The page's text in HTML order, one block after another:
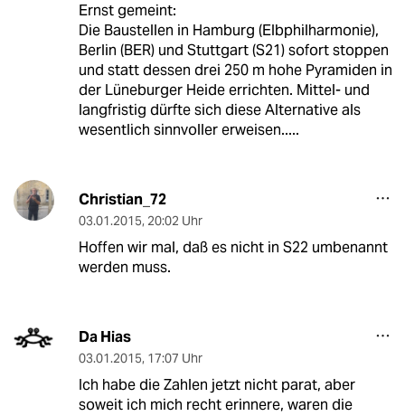
Ernst gemeint:
Die Baustellen in Hamburg (Elbphilharmonie),
Berlin (BER) und Stuttgart (S21) sofort stoppen
und statt dessen drei 250 m hohe Pyramiden in
der Lüneburger Heide errichten. Mittel- und
langfristig dürfte sich diese Alternative als
wesentlich sinnvoller erweisen.....
Christian_72
03.01.2015, 20:02 Uhr
Hoffen wir mal, daß es nicht in S22 umbenannt
werden muss.
Da Hias
03.01.2015, 17:07 Uhr
Ich habe die Zahlen jetzt nicht parat, aber
soweit ich mich recht erinnere, waren die